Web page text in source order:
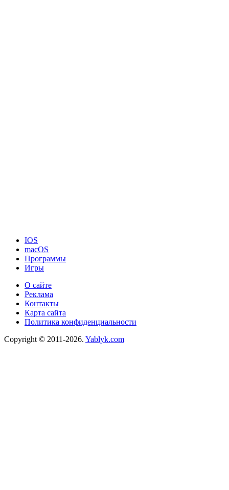
IOS
macOS
Программы
Игры
О сайте
Реклама
Контакты
Карта сайта
Политика конфиденциальности
Copyright © 2011-2026. Yablyk.сom